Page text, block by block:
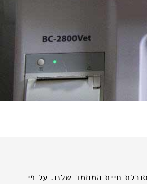
חיית המחמד שלנו. על פי